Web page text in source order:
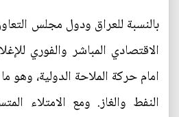
بالنسبة للعراق ودول مجلس
الاقتصادي المباشر والفوري
امام حركة الملاحة الدولية،
النفط والغاز. ومع الامتلاء